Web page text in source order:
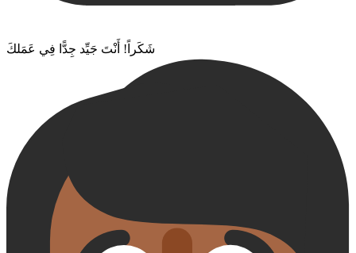
شَكَراً! أَنْتَ جَيِّد جِدًّا فِي عَمَلكَ